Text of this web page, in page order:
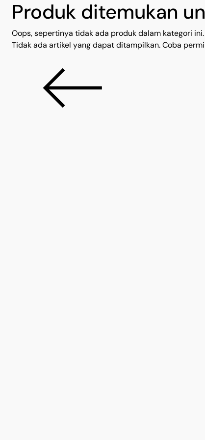
Produk ditemukan
Oops, sepertinya tidak ada produk dalam kategori ini.
Tidak ada artikel yang dapat ditampilkan. Coba